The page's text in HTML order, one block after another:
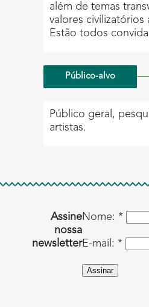
além de temas
valores civilizatórios
Estão todos
Público-alvo
Público geral,
artistas.
Assine
nossa
newsletter
Nome: *
E-mail: *
Assinar